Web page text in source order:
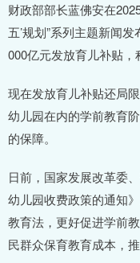
财政部部长蓝佛安在
五’规划”系列主题新闻
000亿元发放育儿补贴，
现在发放育儿补贴还局
幼儿园在内的学前教育
的保障。
日前，国家发展改革委
幼儿园收费政策的通知
教育法，更好促进学前
民群众保育教育成本，